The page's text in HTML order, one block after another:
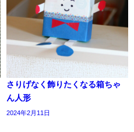
さりげなく飾りたくなる箱ちゃ
ん人形
2024年2月11日